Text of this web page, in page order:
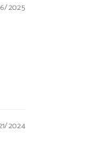
2025
2024